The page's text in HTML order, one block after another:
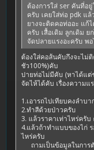
ต้องการใส่ ser คันที่อ
ครับ เคยใส่ท่อ pdk แล้
ยางจะติดคอท่ออะ แก้
ครับ เสื้อเดิม ลูกเดิม
จัดปลายแรงอะครับ พ
ต้องใส่คอส้นคับกึงจะไม่
ชัว100%)คับ
ปายท่อไม่มีคับ (หาได้แต่
จัดไห้ได้คับ เรื่องความแ
1.เอารถไปเทียบคงลำบา
2.ทำสีด้วยป่าวครับ
3. แล้วราคาเท่าไหร่ครับ
4.แล้วถ้าทำแบบของไก่
ไหร่ครับ
ถามเป็นข้อมูลในการ